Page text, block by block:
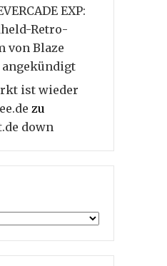
EXP:
Retro-
von Blaze
ist wieder
zu
down